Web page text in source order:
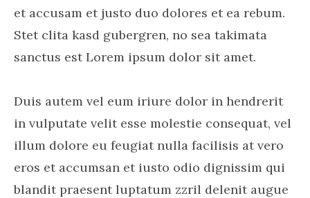
et accusam et justo duo dolores et ea rebum.
Stet clita kasd gubergren, no sea takimata
sanctus est Lorem ipsum dolor sit amet.
Duis autem vel eum iriure dolor in hendrerit
in vulputate velit esse molestie consequat, vel
illum dolore eu feugiat nulla facilisis at vero
eros et accumsan et iusto odio dignissim qui
blandit praesent luptatum zzril delenit augue